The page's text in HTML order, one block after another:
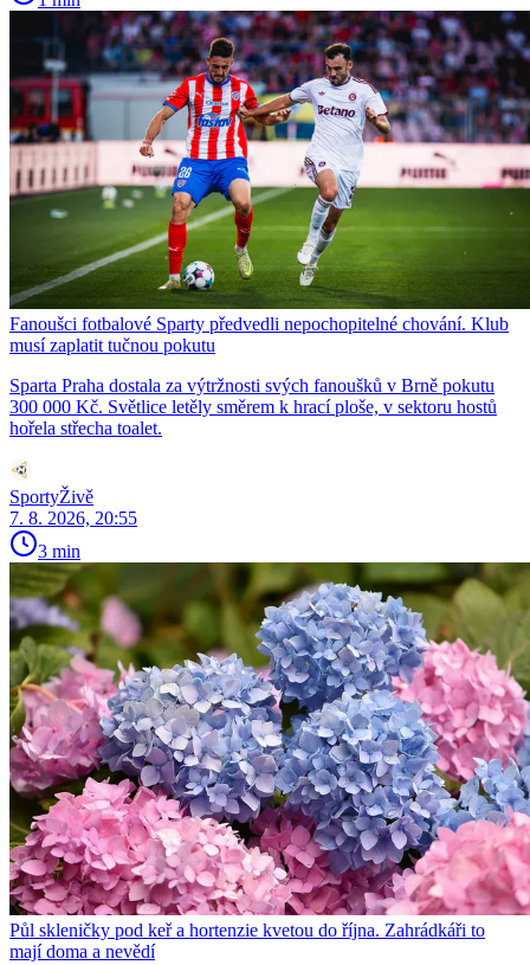
Fanoušci fotbalové Sparty předvedli nepochopitelné chování. Klub
musí zaplatit tučnou pokutu
Sparta Praha dostala za výtržnosti svých fanoušků v Brně pokutu
300 000 Kč. Světlice letěly směrem k hrací ploše, v sektoru hostů
hořela střecha toalet.
SportyŽivě
7. 8. 2026, 20:55
3 min
Půl skleničky pod keř a hortenzie kvetou do října. Zahrádkáři to
mají doma a nevědí